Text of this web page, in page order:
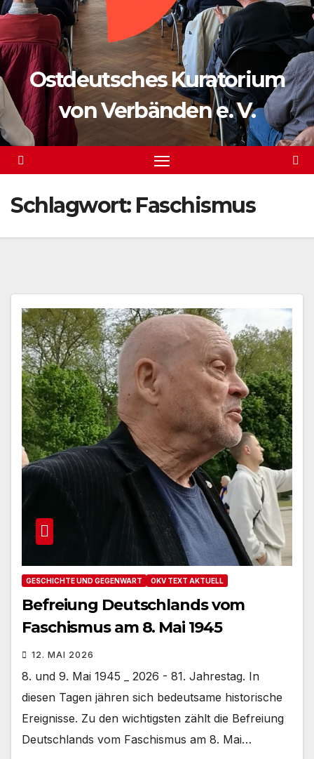
Ostdeutsches Kuratorium
von Verbänden e. V.
Schlagwort: Faschismus
GESCHICHTE UND GEGENWART OKV TEXT AKTUELL
Befreiung Deutschlands vom
Faschismus am 8. Mai 1945
12. MAI 2026
8. und 9. Mai 1945 _ 2026 - 81. Jahrestag. In
diesen Tagen jähren sich bedeutsame historische
Ereignisse. Zu den wichtigsten zählt die Befreiung
Deutschlands vom Faschismus am 8. Mai…